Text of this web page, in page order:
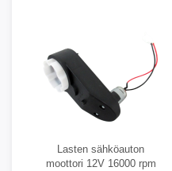
Lasten sähköauton
moottori 12V 16000 rpm